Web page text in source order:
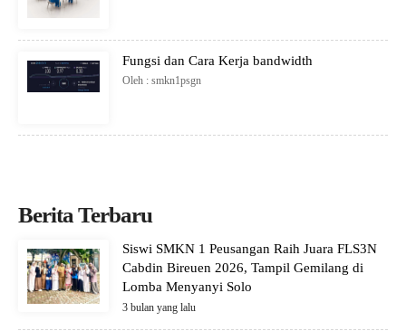
Fungsi dan Cara Kerja bandwidth
Oleh : smkn1psgn
Berita Terbaru
Siswi SMKN 1 Peusangan Raih Juara FLS3N
Cabdin Bireuen 2026, Tampil Gemilang di
Lomba Menyanyi Solo
3 bulan yang lalu